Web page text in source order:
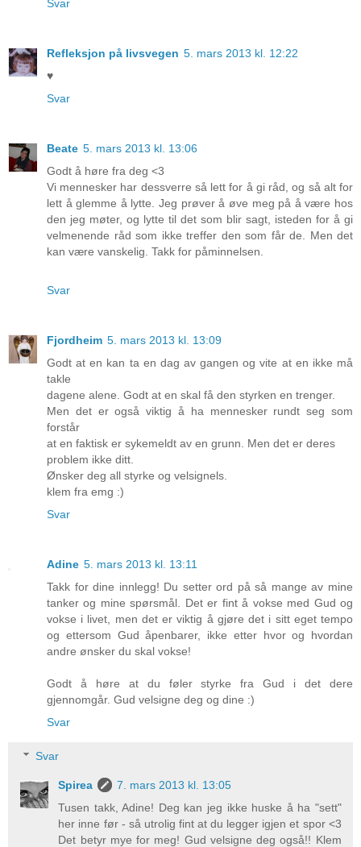
Svar
Refleksjon på livsvegen 5. mars 2013 kl. 12:22
♥
Svar
Beate 5. mars 2013 kl. 13:06
Godt å høre fra deg <3
Vi mennesker har dessverre så lett for å gi råd, og så alt for
lett å glemme å lytte. Jeg prøver å øve meg på å være hos
den jeg møter, og lytte til det som blir sagt, isteden for å gi
velmenende råd som ikke treffer den som får de. Men det
kan være vanskelig. Takk for påminnelsen.
Svar
Fjordheim 5. mars 2013 kl. 13:09
Godt at en kan ta en dag av gangen og vite at en ikke må
takle
dagene alene. Godt at en skal få den styrken en trenger.
Men det er også viktig å ha mennesker rundt seg som
forstår
at en faktisk er sykemeldt av en grunn. Men det er deres
problem ikke ditt.
Ønsker deg all styrke og velsignels.
klem fra emg :)
Svar
Adine 5. mars 2013 kl. 13:11
Takk for dine innlegg! Du setter ord på så mange av mine
tanker og mine spørsmål. Det er fint å vokse med Gud og
vokse i livet, men det er viktig å gjøre det i sitt eget tempo
og ettersom Gud åpenbarer, ikke etter hvor og hvordan
andre ønsker du skal vokse!
Godt å høre at du føler styrke fra Gud i det dere
gjennomgår. Gud velsigne deg og dine :)
Svar
Svar
Spirea
7. mars 2013 kl. 13:05
Tusen takk, Adine! Deg kan jeg ikke huske å ha "sett"
her inne før - så utrolig fint at du legger igjen et spor <3
Det betyr mye for meg! Gud velsigne deg også!! Klem